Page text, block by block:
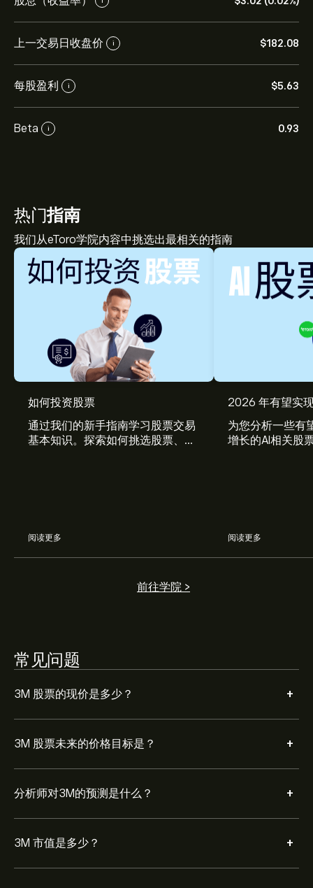
上一交易日收盘价 i ‎$‎182.08
每股盈利 i ‎$‎5.63
Beta i 0.93
热门指南
我们从eToro学院内容中挑选出最相关的指南
如何投资股票
通过我们的新手指南学习股票交易
基本知识。探索如何挑选股票、管
阅读更多
2026 年有望实
为您分析一些有
增长的AI相关股
阅读更多
前往学院 >
常见问题
3M 股票的现价是多少？ +
MMM.RTH 现价为‎$‎179.79。
3M 股票未来的价格目标是？ +
3M 的平均价格目标为‎$‎179.79。注册
eToro 以取得详细的
分析师对3M的预测是什么？ +
3M 市值是多少？ +
3M 市值为 ‎$‎93.9B 美元